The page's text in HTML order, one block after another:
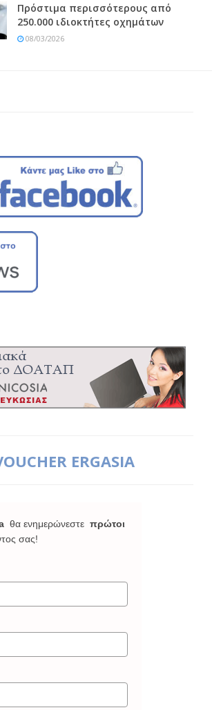
Πρόστιμα περισσότερους από
250.000 ιδιοκτήτες οχημάτων
08/03/2026
ERGASIA
θα ενημερώνεστε πρώτοι
σας!